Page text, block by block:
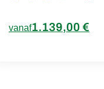
vanaf1.139,00 €